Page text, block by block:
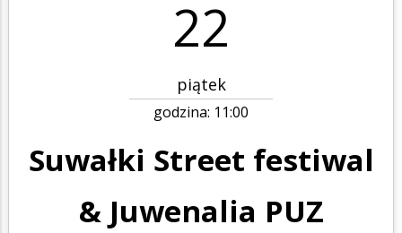
22
piątek
godzina: 11:00
Suwałki Street festiwal
& Juwenalia PUZ